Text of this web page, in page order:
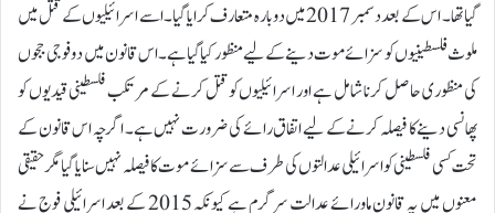
گیا تھا۔ اس کے بعد دسمبر 2017 میں دوبارہ متعارف کرایا گیا۔ اسے اسرائیلیوں کے قتل میں
ملوث فلسطینیوں کو سزائے موت دینے کے لیے منظور کیا گیا ہے۔اس قانون میں دو فوجی ججوں
کی منظوری حاصل کرنا شامل ہے اور اسرائیلیوں کو قتل کرنے کے مرتکب فلسطینی قیدیوں کو
پھانسی دینے کا فیصلہ کرنے کے لیے اتفاق رائے کی ضرورت نہیں ہے۔ اگرچہ اس قانون کے
تحت کسی فلسطینی کو اسرائیلی عدالتوں کی طرف سے سزائے موت کا فیصلہ نہیں سنایا گیا مگرحقیقی
معنوں میں یہ قانون ماورائے عدالت سرگرم ہے کیونکہ 2015 کے بعد اسرائیلی فوج نے